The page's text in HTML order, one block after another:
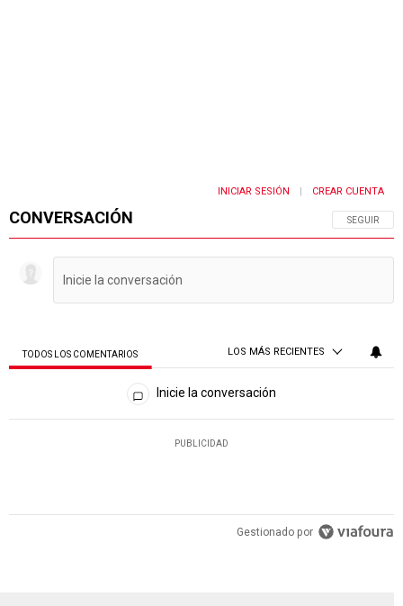
CONVERSACIÓN SIGA ESTA
SEGUIR
INICIAR SESIÓN CREAR CUENTA
TODOS LOS COMENTARIOS LOS MÁS RECIENTES
Todos los comentarios
Inicie la conversación
PUBLICIDAD
Gestionado por